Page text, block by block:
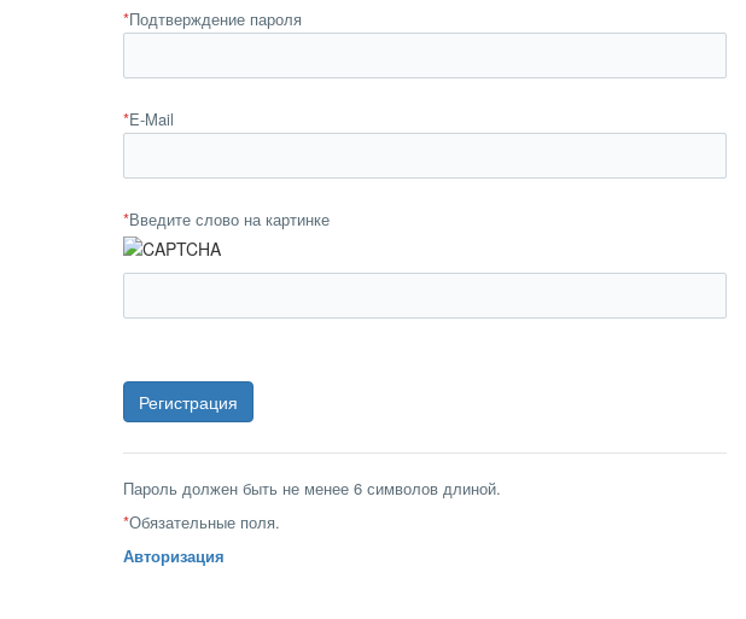
*Подтверждение пароля
*E-Mail
*Введите слово на картинке
Пароль должен быть не менее 6 символов длиной.
*Обязательные поля.
Авторизация